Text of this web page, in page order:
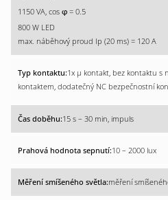
1150 VA, cos φ = 0.5
800 W LED
max. náběhový proud Ip (20 ms) = 120 A
1x µ kontakt, bez kontaktu s
kontaktem, dodatečný NC bezpečnostní
15 s – 30 min, impuls
10 – 2000 lux
měření